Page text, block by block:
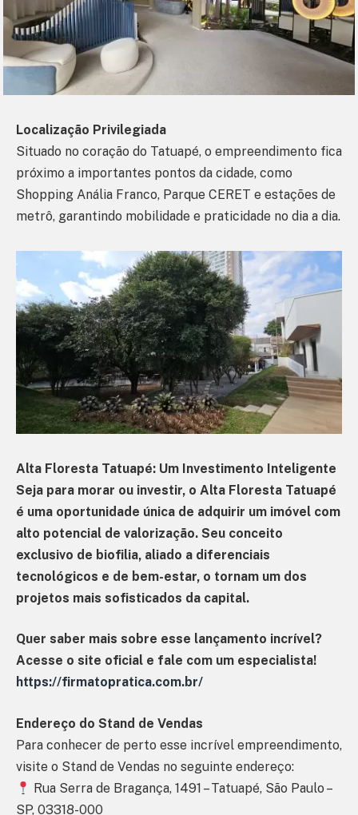
Localização Privilegiada
Situado no coração do Tatuapé, o empreendimento fica
próximo a importantes pontos da cidade, como
Shopping Anália Franco, Parque CERET e estações de
metrô, garantindo mobilidade e praticidade no dia a dia.
Alta Floresta Tatuapé: Um Investimento Inteligente
Seja para morar ou investir, o Alta Floresta Tatuapé
é uma oportunidade única de adquirir um imóvel com
alto potencial de valorização. Seu conceito
exclusivo de biofilia, aliado a diferenciais
tecnológicos e de bem-estar, o tornam um dos
projetos mais sofisticados da capital.
Quer saber mais sobre esse lançamento incrível?
Acesse o site oficial e fale com um especialista!
https://firmatopratica.com.br/
Endereço do Stand de Vendas
Para conhecer de perto esse incrível empreendimento,
visite o Stand de Vendas no seguinte endereço:
Rua Serra de Bragança, 1491 – Tatuapé, São Paulo –
SP, 03318-000